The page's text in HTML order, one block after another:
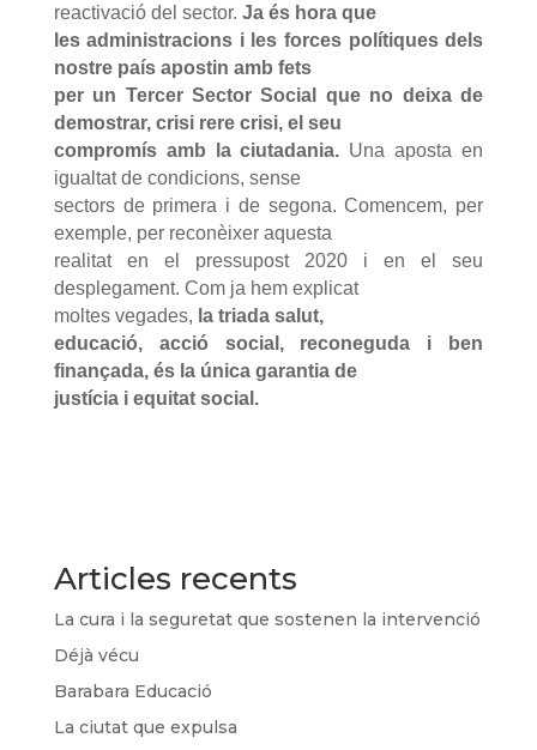
reactivació del sector. Ja és hora que
les administracions i les forces polítiques dels
nostre país apostin amb fets
per un Tercer Sector Social que no deixa de
demostrar, crisi rere crisi, el seu
compromís amb la ciutadania. Una aposta en
igualtat de condicions, sense
sectors de primera i de segona. Comencem, per
exemple, per reconèixer aquesta
realitat en el pressupost 2020 i en el seu
desplegament. Com ja hem explicat
moltes vegades, la triada salut,
educació, acció social, reconeguda i ben
finançada, és la única garantia de
justícia i equitat social.
Articles recents
La cura i la seguretat que sostenen la intervenció
Déjà vécu
Barabara Educació
La ciutat que expulsa